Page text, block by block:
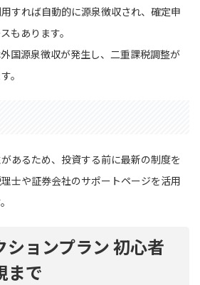
すれば自動的に源泉徴収され、確定申
もあります。
国源泉徴収が発生し、二重課税調整が
。
あるため、投資する前に最新の制度を
士や証券会社のサポートページを活用
ションプラン 初心者
まで